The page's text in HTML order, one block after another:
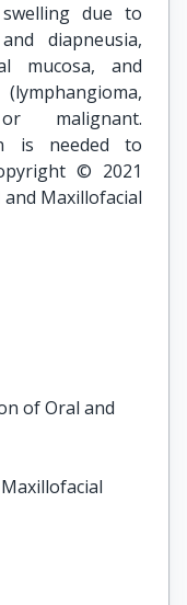
swelling due to
diapneusia,
mucosa, and
malignant.
is needed to
© 2021
Maxillofacial
of Oral and